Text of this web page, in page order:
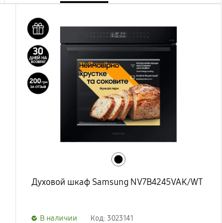
Духовой шкаф Samsung NV7B4245VAK/WT
B наличии Код: 3023141